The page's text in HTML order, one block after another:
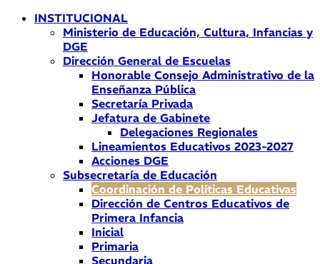
INSTITUCIONAL
Ministerio de Educación, Cultura, Infancias y
DGE
Dirección General de Escuelas
Honorable Consejo Administrativo de la
Enseñanza Pública
Secretaría Privada
Jefatura de Gabinete
Delegaciones Regionales
Lineamientos Educativos 2023-2027
Acciones DGE
Subsecretaría de Educación
Coordinación de Políticas Educativas
Dirección de Centros Educativos de
Primera Infancia
Inicial
Primaria
Secundaria